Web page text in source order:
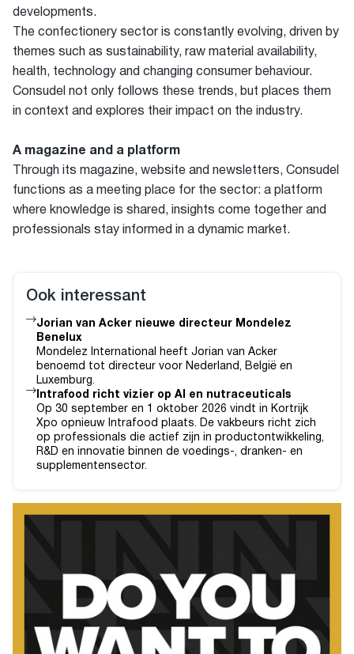
developments.
The confectionery sector is constantly evolving, driven by
themes such as sustainability, raw material availability,
health, technology and changing consumer behaviour.
Consudel not only follows these trends, but places them
in context and explores their impact on the industry.
A magazine and a platform
Through its magazine, website and newsletters, Consudel
functions as a meeting place for the sector: a platform
where knowledge is shared, insights come together and
professionals stay informed in a dynamic market.
Ook interessant
Jorian van Acker nieuwe directeur Mondelez
Benelux
Mondelez International heeft Jorian van Acker
benoemd tot directeur voor Nederland, België en
Luxemburg.
Intrafood richt vizier op AI en nutraceuticals
Op 30 september en 1 oktober 2026 vindt in Kortrijk
Xpo opnieuw Intrafood plaats. De vakbeurs richt zich
op professionals die actief zijn in productontwikkeling,
R&D en innovatie binnen de voedings-, dranken- en
supplementensector.